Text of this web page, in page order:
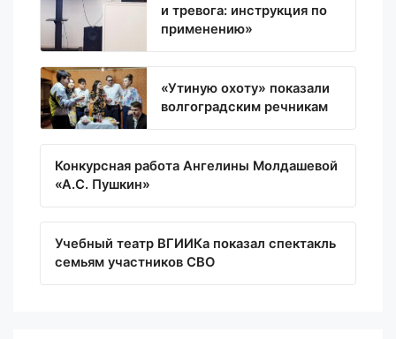
и тревога: инструкция по
применению»
«Утиную охоту» показали
волгоградским речникам
Конкурсная работа Ангелины Молдашевой
«А.С. Пушкин»
Учебный театр ВГИИКа показал спектакль
семьям участников СВО